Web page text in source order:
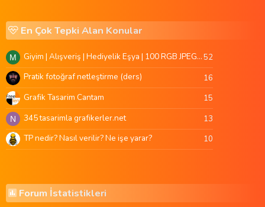
En Çok Tepki Alan Konular
M Giyim | Alışveriş | Hediyelik Eşya | 100 RGB JPEG Images | 5920x4420 Pixels | 501 MB52
Pratik fotoğraf netleştirme (ders) 16
Grafik Tasarim Cantam 15
N 345 tasarimla grafikerler.net 13
TP nedir? Nasıl verilir? Ne işe yarar? 10
Forum İstatistikleri